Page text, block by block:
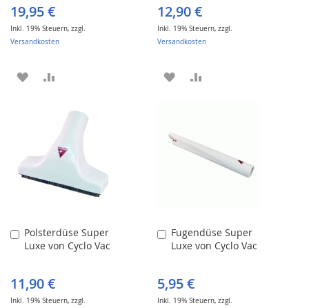
19,95 €
Inkl. 19% Steuern, zzgl.
Versandkosten
ZUR
HINZUFÜGENHINZUFÜGEN
12,90 €
Inkl. 19% Steuern,zzgl.
Versandkosten
ZUR
Polsterdüse Super
Luxe von Cyclo Vac
11,90 €
Inkl. 19% Steuern, zzgl.
In
den
Fugendüse Super
Luxe von Cyclo Vac
5,95 €
Inkl. 19% Steuern,zzgl.
In
den